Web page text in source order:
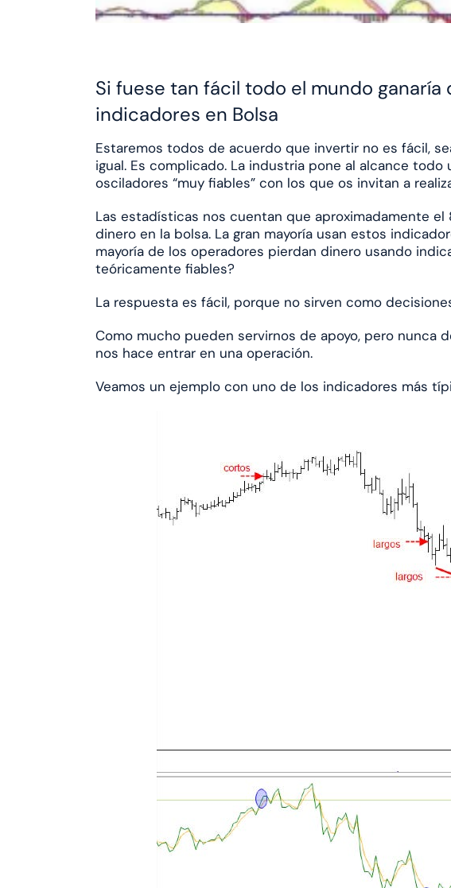
Si fuese tan fácil todo el mundo ganaría
indicadores en Bolsa
Estaremos todos de acuerdo que invertir no es fácil,
igual. Es complicado. La industria pone al alcance
osciladores “muy fiables” con los que os invitan a
Las estadísticas nos cuentan que aproximadamente
dinero en la bolsa. La gran mayoría usan estos
mayoría de los operadores pierdan dinero usando
teóricamente fiables?
La respuesta es fácil, porque no sirven como
Como mucho pueden servirnos de apoyo, pero nunca
nos hace entrar en una operación.
Veamos un ejemplo con uno de los indicadores más